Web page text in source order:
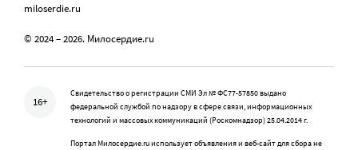
miloserdie.ru
© 2024 – 2026. Милосердие.ru
16+
Свидетельство о регистрации СМИ Эл № ФС77-57850 выдано
федеральной службой по надзору в сфере связи, информационных
технологий и массовых коммуникаций (Роскомнадзор) 25.04.2014 г.
Портал Милосердие.ru использует объявления и веб-сайт для сбора не